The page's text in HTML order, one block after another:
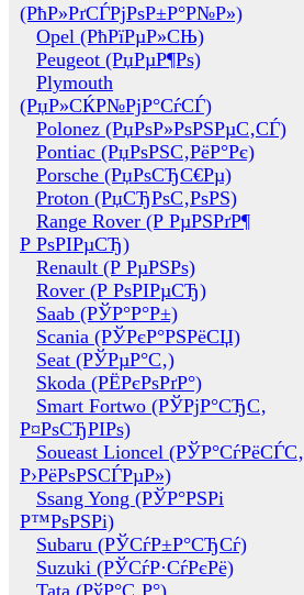
(РћР»РґСЃРјРѕР±Р°Р№Р»)
Opel (РћРїРµР»СЊ)
Peugeot (РџРµР¶Рѕ)
Plymouth
(РџР»СЌР№РјР°СѓСЃ)
Polonez (РџРѕР»РѕРЅРµС‚СЃ)
Pontiac (РџРѕРЅС‚РёР°Рє)
Porsche (РџРѕСЂС€Рµ)
Proton (РџСЂРѕС‚РѕРЅ)
Range Rover (Р РµРЅРґР¶
Р РѕРІРµСЂ)
Renault (Р РµРЅРѕ)
Rover (Р РѕРІРµСЂ)
Saab (РЎР°Р°Р±)
Scania (РЎРєР°РЅРёСЏ)
Seat (РЎРµР°С‚)
Skoda (РЁРєРѕРґР°)
Smart Fortwo (РЎРјР°СЂС‚
Р¤РѕСЂРІРѕ)
Soueast Lioncel (РЎР°СѓРёСЃС‚
Р›РёРѕРЅСЃРµР»)
Ssang Yong (РЎР°РЅРі
Р™РѕРЅРі)
Subaru (РЎСѓР±Р°СЂСѓ)
Suzuki (РЎСѓР·СѓРєРё)
Tata (РўР°С‚Р°)